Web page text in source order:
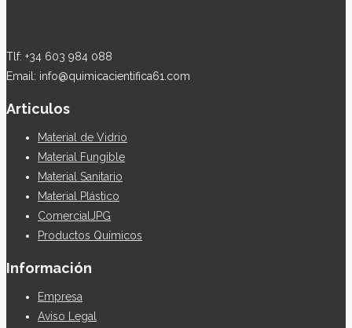
Tlf: +34 603 984 088
Email: info@quimicacientifica61.com
Articulos
Material de Vidrio
Material Fungible
Material Sanitario
Material Plástico
ComercialJPG
Productos Químicos
Información
Empresa
Aviso Legal